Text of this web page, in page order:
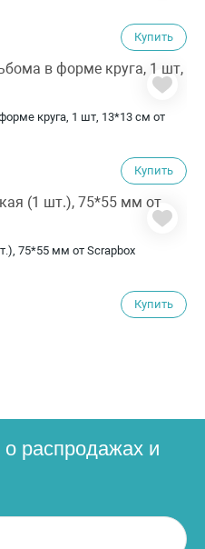
Купить
круга, 1 шт, 13*13 см от
Купить
75*55 мм от Scrapbox
Купить
распродажах и